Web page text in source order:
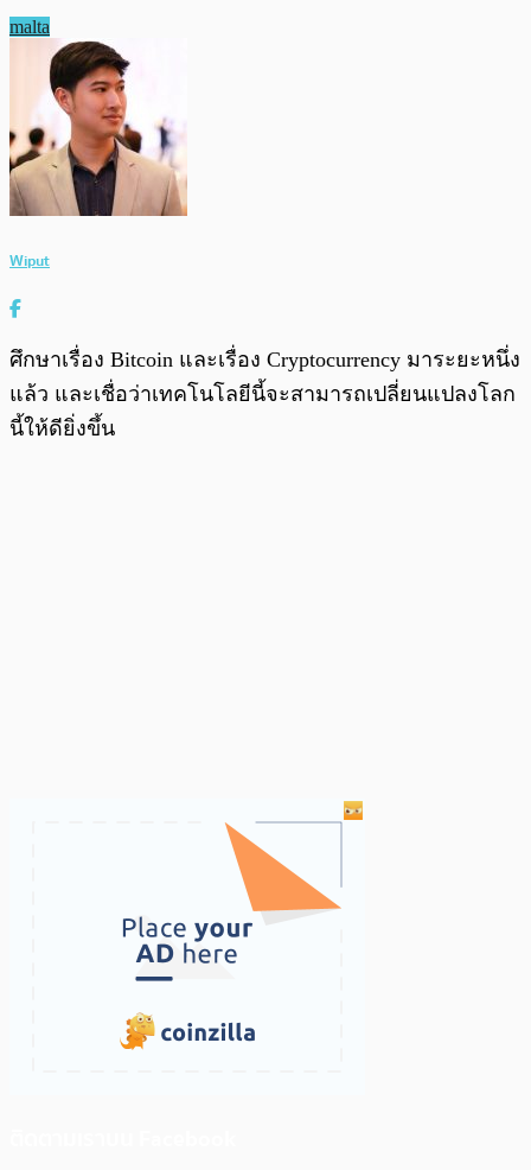
malta
Wiput
ศึกษาเรื่อง Bitcoin และเรื่อง Cryptocurrency มาระยะหนึ่ง
แล้ว และเชื่อว่าเทคโนโลยีนี้จะสามารถเปลี่ยนแปลงโลก
นี้ให้ดียิ่งขึ้น